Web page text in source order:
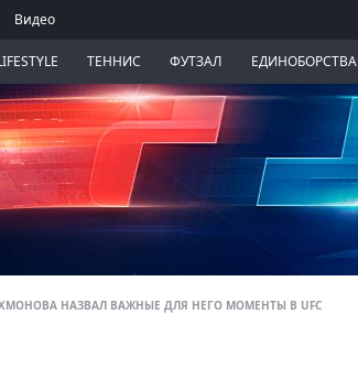
Видео
ТЕННИС ФУТЗАЛ ЕДИНОБОРСТВА
НАЗВАЛ ВАЖНЫЕ ДЛЯ НЕГО МОМЕНТЫ В UFC